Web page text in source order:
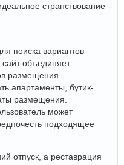
странствование
поиска вариантов
объединяет
размещения.
апартаменты, бутик-
размещения.
может
подходящее
отпуск, а реставрация